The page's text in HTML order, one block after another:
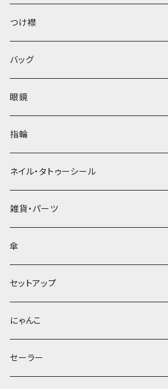
ベレー帽
つけ襟
バッグ
眼鏡
指輪
ネイル・タトゥーシール
雑貨・パーツ
傘
セットアップ
にゃんこ
セーラー